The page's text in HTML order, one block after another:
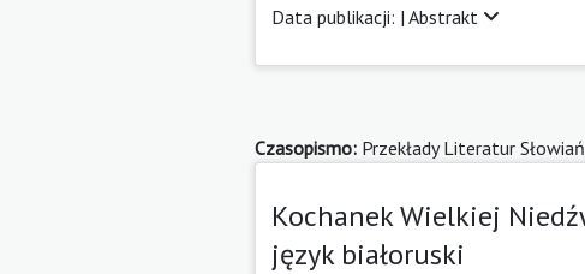
Data publikacji: | Abstrakt
Czasopismo: Przekłady Literatur
Kochanek Wielkiej
język białoruski